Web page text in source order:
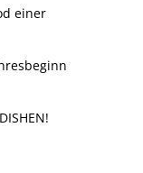
einer